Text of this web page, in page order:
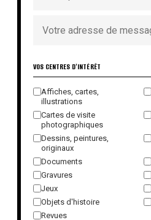
VOS CENTRES D'INTÉRÊT
Affiches, cartes,
illustrations
Cartes de visite
photographiques
Dessins, peintures,
originaux
Documents
Gravures
Jeux
Objets d'histoire
Revues